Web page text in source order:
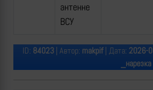
антенне
ВСУ
ID: 84023 | Автор: makpif| Дата: 2026-
_нарезка